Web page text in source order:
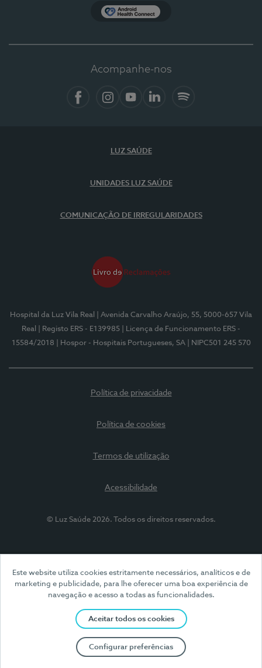
Este website utiliza cookies estritamente necessários, analíticos e de
marketing e publicidade, para lhe oferecer uma boa experiência de
navegação e acesso a todas as funcionalidades.
Aceitar todos os cookies
Configurar preferências
Acompanhe-nos
LUZ SAÚDE
UNIDADES LUZ SAÚDE
COMUNICAÇÃO DE IRREGULARIDADES
Hospital da Luz Vila Real
| Avenida Carvalho Araújo, 55, 5000-657 Vila
Real
| Registo ERS - E139985
| Licença de Funcionamento ERS -
15584/2018
| Hospor - Hospitais Portugueses, SA | NIPC501 245 570
Política de privacidade
Política de cookies
Termos de utilização
Acessibilidade
© Luz Saúde 2026. Todos os direitos reservados.